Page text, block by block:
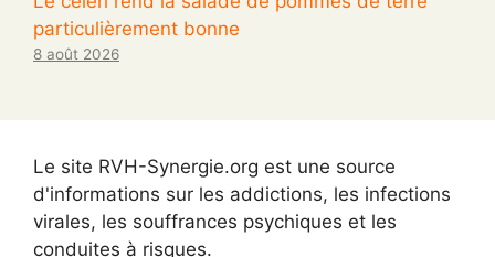
particulièrement bonne
8 août 2026
Le site RVH-Synergie.org est une source
d'informations sur les addictions, les infections
virales, les souffrances psychiques et les
conduites à risques.